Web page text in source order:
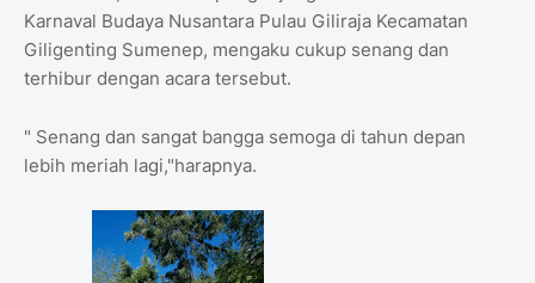
Karnaval Budaya Nusantara Pulau Giliraja Kecamatan
Giligenting Sumenep, mengaku cukup senang dan
terhibur dengan acara tersebut.
" Senang dan sangat bangga semoga di tahun depan
lebih meriah lagi,"harapnya.